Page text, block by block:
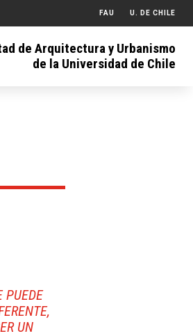
FAU U. DE CHILE
de Arquitectura y Urbanismo
de la Universidad de Chile
PUEDE
UN